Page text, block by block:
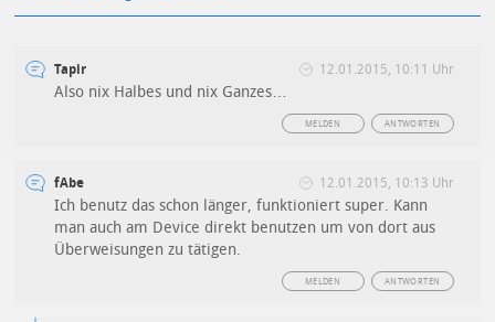
Tapir 12.01.2015, 10:11 Uhr
Also nix Halbes und nix Ganzes…
ANTWORTEN
MELDEN
fAbe 12.01.2015, 10:13 Uhr
Ich benutz das schon länger, funktioniert super. Kann
man auch am Device direkt benutzen um von dort aus
Überweisungen zu tätigen.
ANTWORTEN
MELDEN